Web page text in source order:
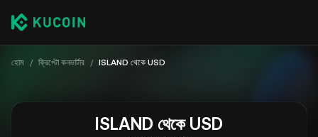
হোম / ক্রিপ্টো কনভার্টার / ISLAND থেকে USD
ISLAND থেকে USD